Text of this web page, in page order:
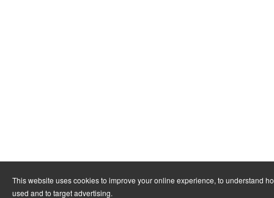
This website uses cookies to improve your online experience, to understand
used and to target advertising.